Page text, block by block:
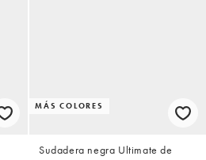
MÁS COLORES
Sudadera negra Ultimate de